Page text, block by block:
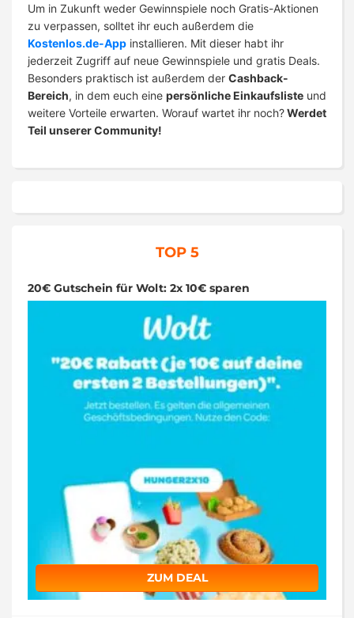
Um in Zukunft weder Gewinnspiele noch Gratis-Aktionen
zu verpassen, solltet ihr euch außerdem die
Kostenlos.de-App installieren. Mit dieser habt ihr
jederzeit Zugriff auf neue Gewinnspiele und gratis Deals.
Besonders praktisch ist außerdem der Cashback-
Bereich, in dem euch eine persönliche Einkaufsliste und
weitere Vorteile erwarten. Worauf wartet ihr noch?Werdet
Teil unserer Community!
TOP 5
20€ Gutschein für Wolt: 2x 10€ sparen
ZUM DEAL